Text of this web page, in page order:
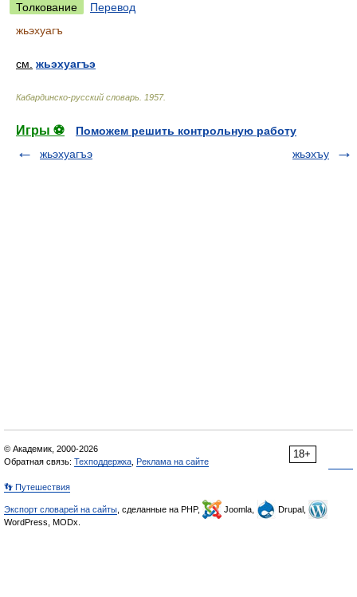
Толкование
Перевод
жьэхуагъ
см. жьэхуагъэ
Кабардинско-русский словарь 1957.
Игры ⚽
Поможем решить контрольную работу
жьэхуагъэ
жьэхъу
18+
© Академик, 2000-2026
Обратная связь: Техподдержка Реклама на сайте
👣 Путешествия
Экспорт словарей на сайты , сделанные на PHP, Joomla,
Drupal,
WordPress, MODx.